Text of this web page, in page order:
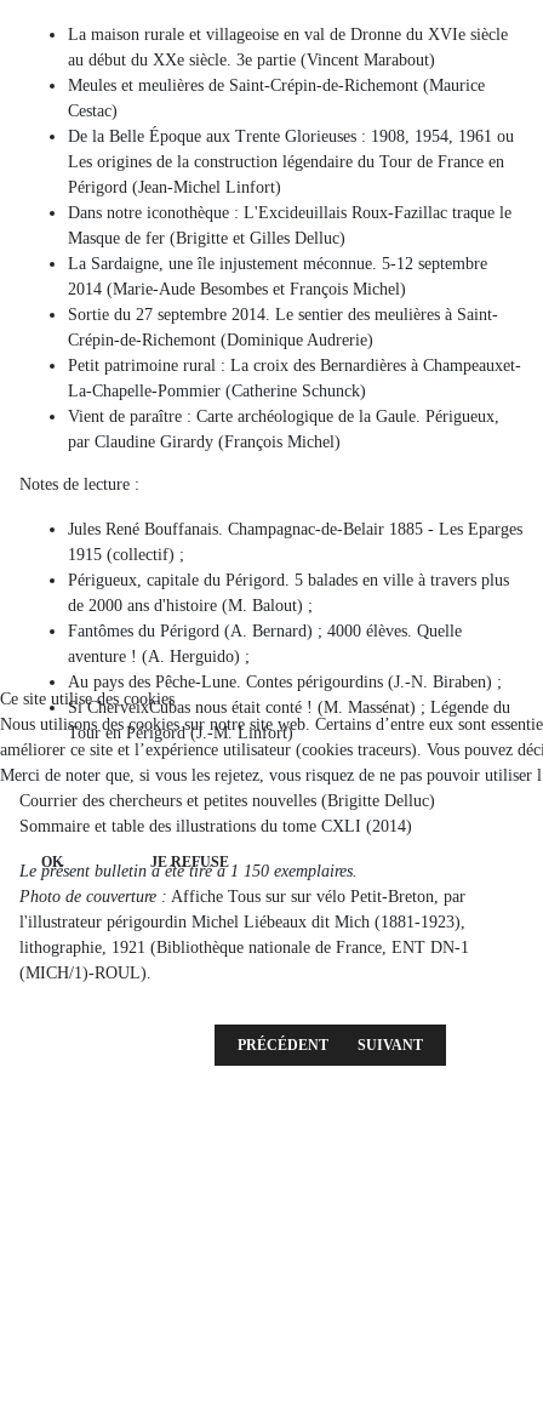
La maison rurale et villageoise en val de Dronne du XVIe siècle
au début du XXe siècle. 3e partie (Vincent Marabout)
Meules et meulières de Saint-Crépin-de-Richemont (Maurice
Cestac)
De la Belle Époque aux Trente Glorieuses : 1908, 1954, 1961 ou
Les origines de la construction légendaire du Tour de France en
Périgord (Jean-Michel Linfort)
Dans notre iconothèque : L'Excideuillais Roux-Fazillac traque le
Masque de fer (Brigitte et Gilles Delluc)
La Sardaigne, une île injustement méconnue. 5-12 septembre
2014 (Marie-Aude Besombes et François Michel)
Sortie du 27 septembre 2014. Le sentier des meulières à Saint-
Crépin-de-Richemont (Dominique Audrerie)
Petit patrimoine rural : La croix des Bernardières à Champeauxet-
La-Chapelle-Pommier (Catherine Schunck)
Vient de paraître : Carte archéologique de la Gaule. Périgueux,
par Claudine Girardy (François Michel)
Notes de lecture :
Jules René Bouffanais. Champagnac-de-Belair 1885 - Les Eparges
1915 (collectif) ;
Périgueux, capitale du Périgord. 5 balades en ville à travers plus
de 2000 ans d'histoire (M. Balout) ;
Fantômes du Périgord (A. Bernard) ; 4000 élèves. Quelle
aventure ! (A. Herguido) ;
Au pays des Pêche-Lune. Contes périgourdins (J.-N. Biraben) ;
Si CherveixCubas nous était conté ! (M. Massénat) ; Légende du
Tour en Périgord (J.-M. Linfort)
Courrier des chercheurs et petites nouvelles (Brigitte Delluc)
Sommaire et table des illustrations du tome CXLI (2014)
Le présent bulletin a été tiré à 1 150 exemplaires.
Photo de couverture : Affiche Tous sur sur vélo Petit-Breton, par
l'illustrateur périgourdin Michel Liébeaux dit Mich (1881-1923),
lithographie, 1921 (Bibliothèque nationale de France, ENT DN-1
(MICH/1)-ROUL).
ARTICLE PRÉCÉDENT : 2015 - 1ÈRE
PRÉCÉDENT ARTICLE SUIVANT : 2014
SUIVANT
Ce site utilise des cookies
Nous utilisons des cookies sur notre site web. Certains d’entre eux sont
améliorer ce site et l’expérience utilisateur (cookies traceurs). Vous pouvez
Merci de noter que, si vous les rejetez, vous risquez de ne pas pouvoir utiliser
OK JE REFUSE